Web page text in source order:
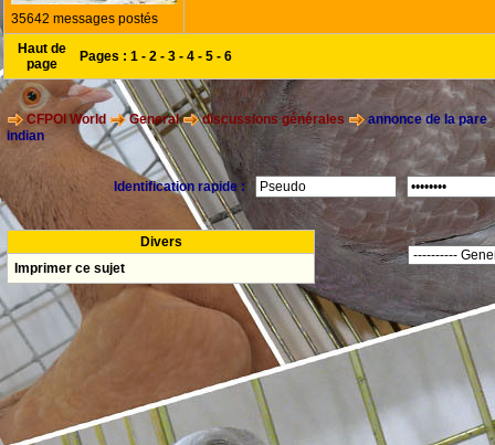
35642 messages postés
Haut de
page
Pages : 1 - 2 - 3 - 4 - 5 - 6
CFPOI World General discussions générales
annonce de la pare
indian
Identification rapide :
Divers
Imprimer ce sujet